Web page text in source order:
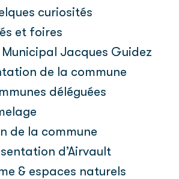
curiosités
et foires
Municipal Jacques Guidez
de la commune
déléguées
de la commune
d’Airvault
& espaces naturels